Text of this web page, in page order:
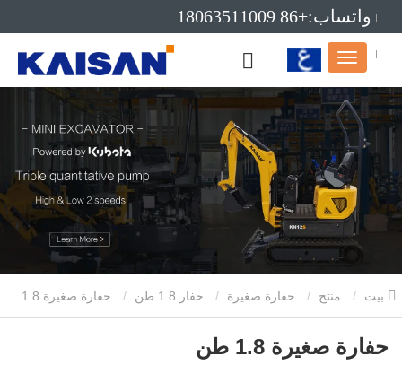
واتساب:+86 18063511009
بريد إلكتروني:info@kaisanmachinery.com
منتج حفارة صغيرة حفار 1.8 طن حفارة صغيرة 1.8
حفارة صغيرة 1.8 طن